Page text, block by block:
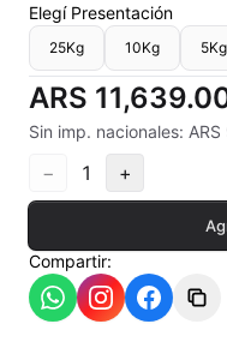
Conos
Contramoldes
Crisoles
Engobes
Esmaltes
Elegí Presentación
25Kg 10Kg 5Kg
ARS
Sin imp. nacionales:
− 1 +
Compartir: